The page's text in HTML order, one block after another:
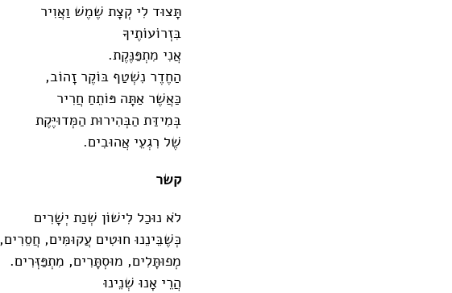
תָּצוּד לִי קְצָת שֶׁמֶשׁ וַאֲוִיר
בִּזְרוֹעוֹתֶיךָ
אֲנִי מִתְפַּנֶּקֶת.
הַחֶדֶר נִשְׁטַף בּוֹקֶר זָהוֹב,
כַּאֲשֶׁר אַתָּה פּוֹתֵחַ חֲרִיר
בְּמִידַּת הַבְּהִירוּת הַמְּדוּיֶּקֶת
שֶׁל רִגְעֵי אֲהוּבִים.
קשר
לֹא נוּכַל לִישׁוֹן שְׁנַת יְשָׁרִים
כְּשֶׁבֵּינֵנוּ חוּטִים עֲקוּמִּים, חֲסֵרִים,
מְפוּתָּלִים, מוּסְתָּרִים, מִתְפַּזְּרִים.
הֲרֵי אָנוּ שְׁנֵינוּ